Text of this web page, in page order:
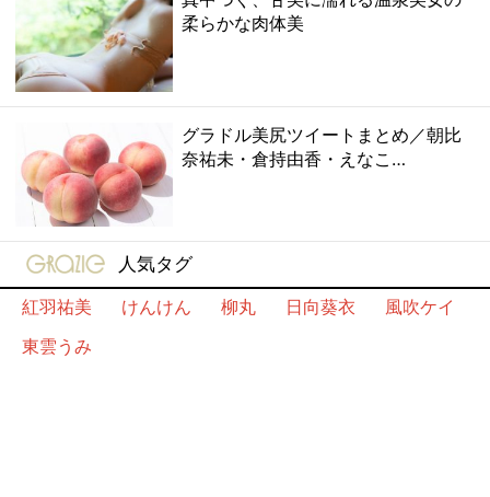
柔らかな肉体美
グラドル美尻ツイートまとめ／朝比
奈祐未・倉持由香・えなこ…
gravure-grazie
人気タグ
紅羽祐美
けんけん 柳丸 日向葵衣
風吹ケイ
東雲うみ